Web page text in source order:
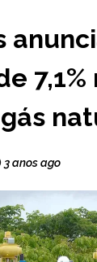
7,1%
3 anos ago